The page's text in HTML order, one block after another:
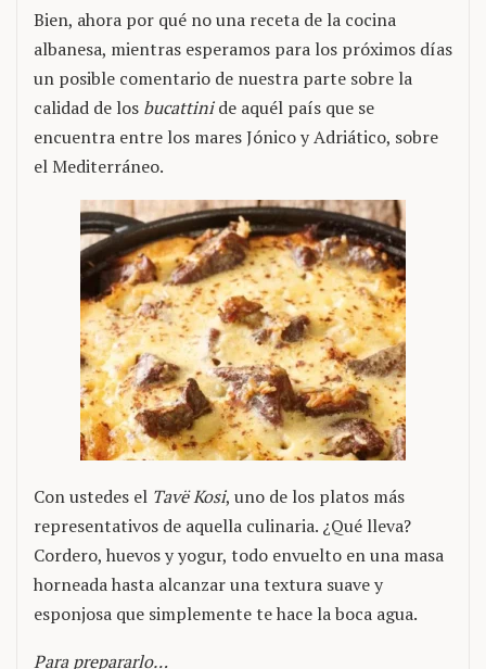
Bien, ahora por qué no una receta de la cocina
albanesa, mientras esperamos para los próximos días
un posible comentario de nuestra parte sobre la
calidad de los bucattinide aquél país que se
encuentra entre los mares Jónico y Adriático, sobre
el Mediterráneo.
Con ustedes el Tavë Kosi, uno de los platos más
representativos de aquella culinaria. ¿Qué lleva?
Cordero, huevos y yogur, todo envuelto en una masa
horneada hasta alcanzar una textura suave y
esponjosa que simplemente te hace la boca agua.
Para prepararlo…